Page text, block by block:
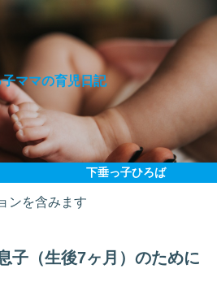
ママの育児日記
下垂っ子ひろば
ンを含みます
子（生後7ヶ月）のために